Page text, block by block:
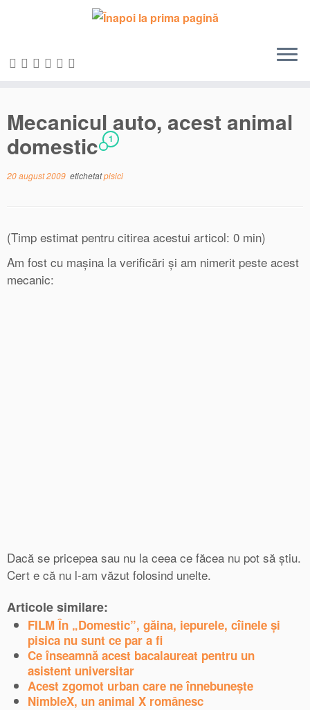
Mecanicul auto, acest animal
domestic 1
20 august 2009 etichetatpisici
(Timp estimat pentru citirea acestui articol: 0 min)
Am fost cu maşina la verificări şi am nimerit peste acest
mecanic:
Dacă se pricepea sau nu la ceea ce făcea nu pot să ştiu.
Cert e că nu l-am văzut folosind unelte.
Articole similare:
FILM În „Domestic”, găina, iepurele, cîinele și
pisica nu sunt ce par a fi
Ce înseamnă acest bacalaureat pentru un
asistent universitar
Acest zgomot urban care ne înnebuneşte
NimbleX, un animal X românesc